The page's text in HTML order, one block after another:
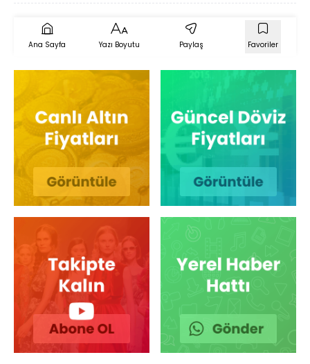
Ana Sayfa Yazı Boyutu Paylaş Favoriler